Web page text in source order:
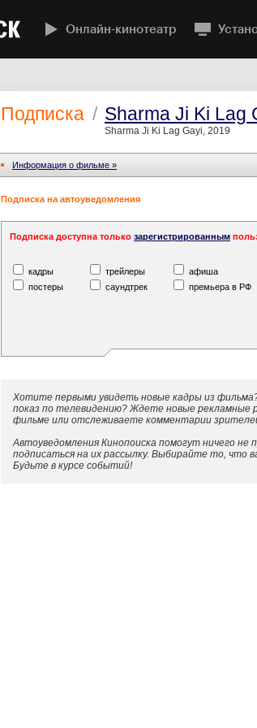
Онлайн-кинотеатр
Подписка / Sharma Ji Ki Lag
Sharma Ji Ki Lag Gayi, 2019
Информация o фильме »
Подписка на автоуведомления
Подписка доступна только зарегистрированным
кадры трейлеры афиша
постеры
саундтрек
премьера в РФ
Хотите первыми увидеть новые кадры из
показ по телевидению? Ждете новые рекламные
фильме или отслеживаете комментарии
Автоуведомления Кинопоиска помогут ничего
подписаться на их рассылку. Выбирайте то, что
Будьте в курсе событий!